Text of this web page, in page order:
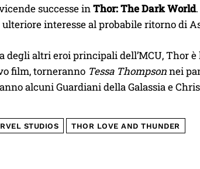
successe inThor: The Dark World
interesse al probabile ritorno di
degli altri eroi principali dell’MCU, Thor
film, torneranno Tessa Thompsonnei
alcuni Guardiani della Galassia e
STUDIOS THOR LOVE AND THUNDER